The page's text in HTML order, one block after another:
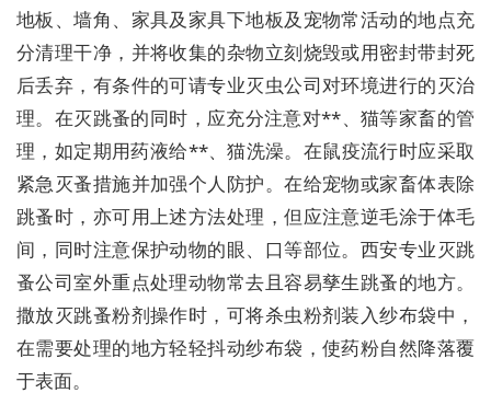
地板、墙角、家具及家具下地板及宠物常活动的地点充
分清理干净，并将收集的杂物立刻烧毁或用密封带封死
后丢弃，有条件的可请专业灭虫公司对环境进行的灭治
理。在灭跳蚤的同时，应充分注意对**、猫等家畜的管
理，如定期用药液给**、猫洗澡。在鼠疫流行时应采取
紧急灭蚤措施并加强个人防护。在给宠物或家畜体表除
跳蚤时，亦可用上述方法处理，但应注意逆毛涂于体毛
间，同时注意保护动物的眼、口等部位。西安专业灭跳
蚤公司室外重点处理动物常去且容易孳生跳蚤的地方。
撒放灭跳蚤粉剂操作时，可将杀虫粉剂装入纱布袋中，
在需要处理的地方轻轻抖动纱布袋，使药粉自然降落覆
于表面。